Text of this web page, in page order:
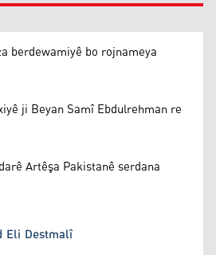
berdewamiyê bo rojnameya
ji Beyan Samî Ebdulrehman re
Artêşa Pakistanê serdana
Eli Destmalî